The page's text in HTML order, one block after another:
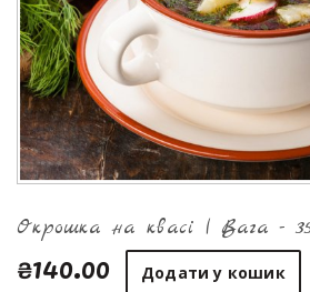
Окрошка на квасі | Вага -
₴140.00 Додати у кошик